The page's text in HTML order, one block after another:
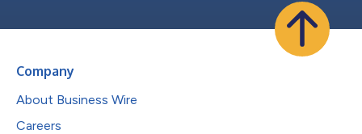
Company
About Business Wire
Careers